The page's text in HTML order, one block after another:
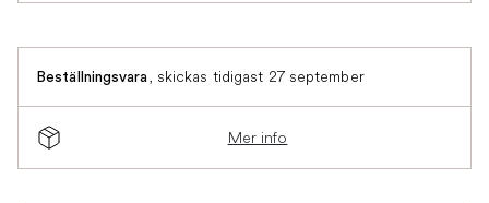
Beställningsvara, skickas tidigast 27 september
Mer info